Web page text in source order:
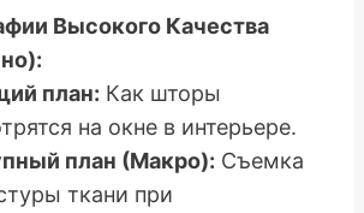
Высокого Качества
план: Как шторы
на окне в интерьере.
план (Макро): Съемка
ткани при